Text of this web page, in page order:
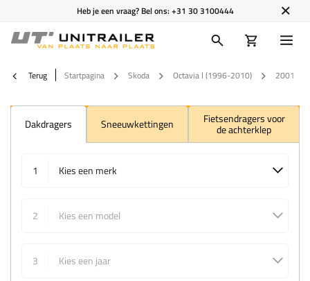
Heb je een vraag? Bel ons:+31 30 3100444
Terug Startpagina Skoda Octavia I (1996-2010) 2001
Dakdragers Sneeuwkettingen Fietsendragers voor
de achterklep
1 Kies een merk
2 Kies een model
3 Kies een jaar